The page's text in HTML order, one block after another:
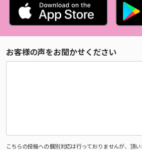
お客様の声をお聞かせください
こちらの投稿への個別対応は行っておりませんが、頂